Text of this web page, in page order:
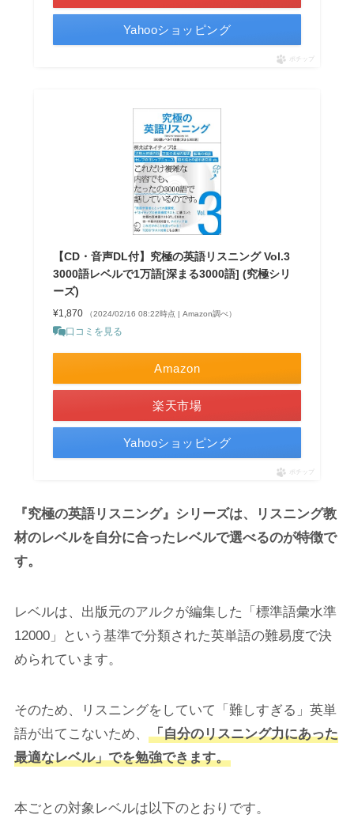
Yahooショッピング
ポチップ
【CD・音声DL付】究極の英語リスニング Vol.3
3000語レベルで1万語[深まる3000語] (究極シリ
ーズ)
¥1,870 （2024/02/16 08:22時点 | Amazon調べ）
口コミを見る
Amazon
楽天市場
Yahooショッピング
ポチップ
『究極の英語リスニング』シリーズは、リスニング教
材のレベルを自分に合ったレベルで選べるのが特徴で
す。
レベルは、出版元のアルクが編集した「標準語彙水準
12000」という基準で分類された英単語の難易度で決
められています。
そのため、リスニングをしていて「難しすぎる」英単
語が出てこないため、
「自分のリスニング力にあった
最適なレベル」でを勉強できます。
本ごとの対象レベルは以下のとおりです。